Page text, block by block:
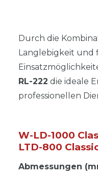
Durch die
Langlebigkeit und
RL-222 die ideale
professionellen
W-LD-1000
LTD-800
Abmessungen